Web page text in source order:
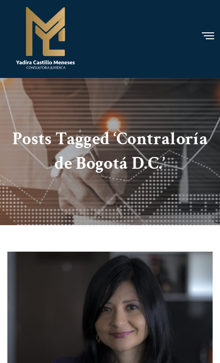
Posts Tagged ‘Contraloría
de Bogotá D.C.’